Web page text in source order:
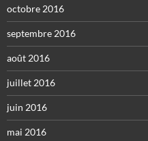
octobre 2016
septembre 2016
août 2016
juillet 2016
juin 2016
mai 2016